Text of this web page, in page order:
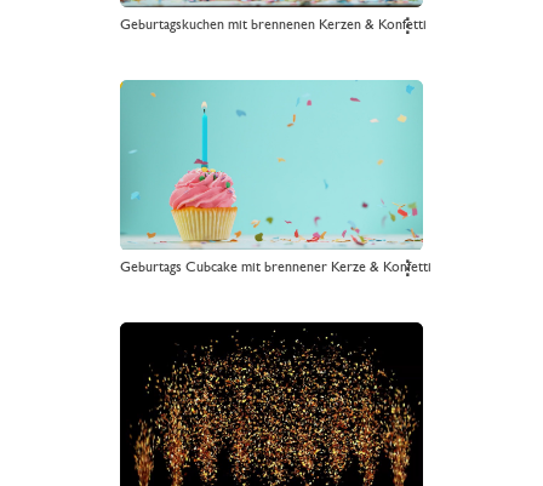
Geburtagskuchen mit brennenen Kerzen & Konfetti
⋮
Geburtags Cubcake mit brennener Kerze & Konfetti
⋮